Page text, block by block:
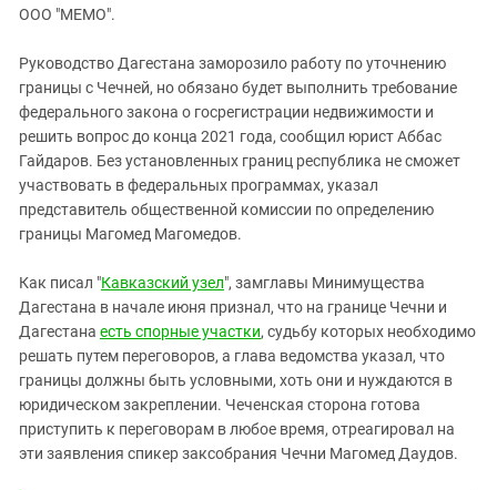
ИНАКОМЫСЛИЕ В ЧЕЧНЕ
ПРЕСЛЕДОВАНИЕ АКТИВИСТОВ
МОБИЛИЗАЦИЯ И ПРОТЕСТЫ
Дагестан
Кабардино-Балкария
Калмыкия
Карачаево-Черкесия
Краснодарский край
Нагорный Карабах
Ростовская область
Северная Осетия - Алания
СКФО
Чечня
ООО "МЕМО".
Руководство Дагестана заморозило работу по уточнению
границы с Чечней, но обязано будет выполнить требование
федерального закона о госрегистрации недвижимости и
решить вопрос до конца 2021 года, сообщил юрист Аббас
Гайдаров. Без установленных границ республика не сможет
участвовать в федеральных программах, указал
представитель общественной комиссии по определению
границы Магомед Магомедов.
Как писал "Кавказский узел", замглавы Минимущества
Дагестана в начале июня признал, что на границе Чечни и
Дагестана есть спорные участки, судьбу которых необходимо
решать путем переговоров, а глава ведомства указал, что
границы должны быть условными, хоть они и нуждаются в
юридическом закреплении. Чеченская сторона готова
приступить к переговорам в любое время, отреагировал на
эти заявления спикер заксобрания Чечни Магомед Даудов.